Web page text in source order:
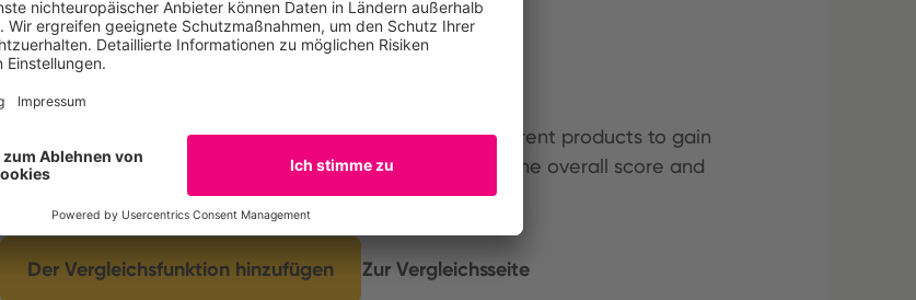
Vergleiche einzelne Produkte
Compare the environmental footprint of up to three different products to gain
insights into similarities and differences, examining both the overall score and
Der Vergleichsfunktion hinzufügen Zur Vergleichsseite